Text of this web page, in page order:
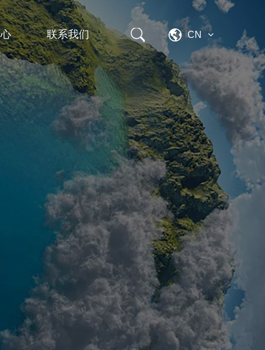
联系我们 CN